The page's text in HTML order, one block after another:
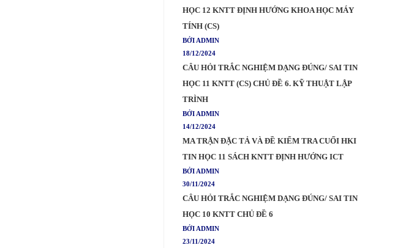
HỌC 12 KNTT ĐỊNH HƯỚNG KHOA HỌC MÁY
TÍNH (CS)
BỞI ADMIN
18/12/2024
CÂU HỎI TRẮC NGHIỆM DẠNG ĐÚNG/ SAI TIN
HỌC 11 KNTT (CS) CHỦ ĐỀ 6. KỸ THUẬT LẬP
TRÌNH
BỞI ADMIN
14/12/2024
MA TRẬN ĐẶC TẢ VÀ ĐỀ KIỂM TRA CUỐI HKI
TIN HỌC 11 SÁCH KNTT ĐỊNH HƯỚNG ICT
BỞI ADMIN
30/11/2024
CÂU HỎI TRẮC NGHIỆM DẠNG ĐÚNG/ SAI TIN
HỌC 10 KNTT CHỦ ĐỀ 6
BỞI ADMIN
23/11/2024